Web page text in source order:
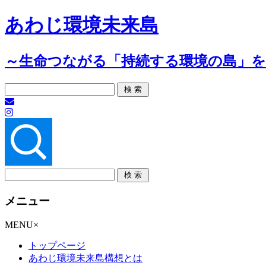
あわじ環境未来島
～生命つながる「持続する環境の島」
メニュー
コ
MENU×
トップページ
あわじ環境未来島構想とは